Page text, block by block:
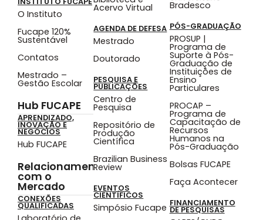
O Instituto
Fucape 120%
Sustentável
Contatos
Mestrado –
Gestão Escolar
Hub FUCAPE
APRENDIZADO,
INOVAÇÃO E
NEGÓCIOS
Hub FUCAPE
Relacionamento
com o
Mercado
CONEXÕES
QUALIFICADAS
Acervo Virtual
AGENDA DE DEFESA
Mestrado
Doutorado
PESQUISA E
PUBLICAÇÕES
Centro de
Pesquisa
Repositório de
Produção
Científica
Brazilian Business
Review
EVENTOS
CIENTÍFICOS
Simpósio Fucape
Bradesco
PÓS-GRADUAÇÃO
PROSUP |
Programa de
Suporte à Pós-
Graduação de
Instituições de
Ensino
Particulares
PROCAP –
Programa de
Capacitação de
Recursos
Humanos na
Pós-Graduação
Bolsas FUCAPE
Faça Acontecer
FINANCIAMENTO
DE PESQUISAS